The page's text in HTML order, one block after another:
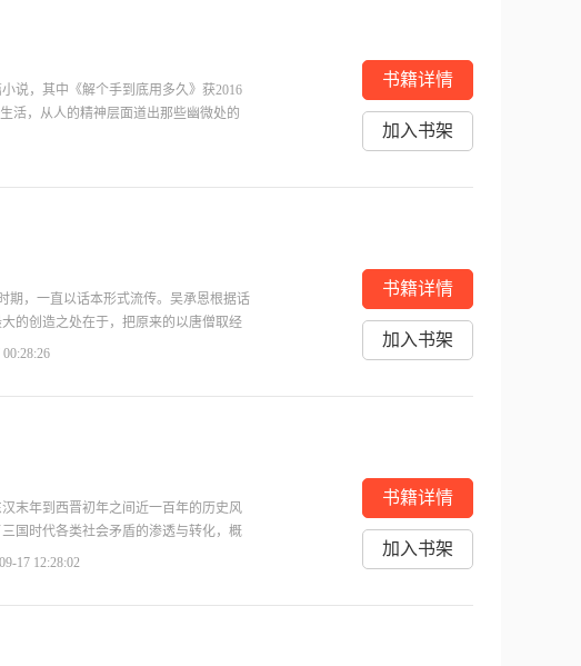
说，其中《解个手到底用多久》获2016
活，从人的精神层面道出那些幽微处的
说集》中，小说家犹如一个闯入者，闯
制，展现出一种承袭赵树理的“山药蛋
书籍详情
加入书架
期，一直以话本形式流传。吴承恩根据话
的创造之处在于，把原来的以唐僧取经
魔小说的经典之作，达到了古代长篇浪
历，交代它被众猴拥立为王，得道成
00:28:26
书籍详情
加入书架
末年到西晋初年之间近一百年的历史风
国时代各类社会矛盾的渗透与转化，概
国演义》刻画了近200个人物形象，其
志，而且作者还赋予他呼风唤雨、神机妙
09-17 12:28:02
书籍详情
加入书架